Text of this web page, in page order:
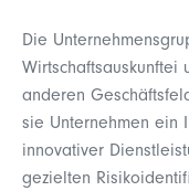
Die
Wirtschaftsauskunftei
anderen
sie Unternehmen ein
innovativer
gezielten